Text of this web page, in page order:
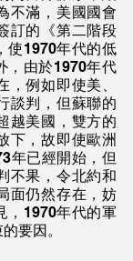
不滿，美國國會
訂的《第二階段
使1970年代的低
，由於1970年代
例如即使美、
談判，但蘇聯的
越美國，雙方的
下，故即使歐洲
年已經開始，但
不果，令北約和
面仍然存在，妨
，1970年代的軍
要因。